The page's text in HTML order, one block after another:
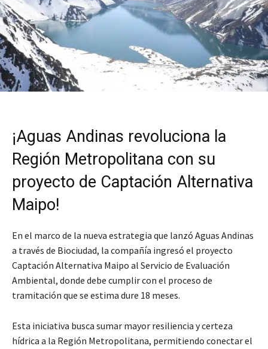
¡Aguas Andinas revoluciona la
Región Metropolitana con su
proyecto de Captación Alternativa
Maipo!
En el marco de la nueva estrategia que lanzó Aguas Andinas
a través de Biociudad, la compañía ingresó el proyecto
Captación Alternativa Maipo al Servicio de Evaluación
Ambiental, donde debe cumplir con el proceso de
tramitación que se estima dure 18 meses.
Esta iniciativa busca sumar mayor resiliencia y certeza
hídrica a la Región Metropolitana, permitiendo conectar el